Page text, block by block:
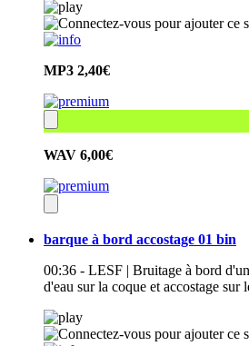
MP3 2,40€
WAV 6,00€
barque à bord accostage 01 bin
00:36 - LESF | Bruitage à bord
d'eau sur la coque et accostage sur